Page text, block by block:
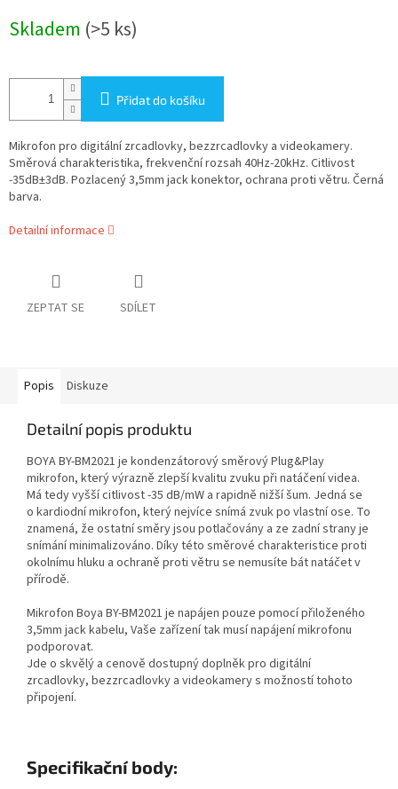
cena:
Skladem (>5 ks)
Přidat do košíku
Mikrofon pro digitální zrcadlovky, bezzrcadlovky a videokamery.
Směrová charakteristika, frekvenční rozsah 40Hz-20kHz. Citlivost
-35dB±3dB. Pozlacený 3,5mm jack konektor, ochrana proti větru. Černá
barva.
Detailní informace
ZEPTAT SE SDÍLET
Popis Diskuze
Detailní popis produktu
BOYA BY-BM2021 je kondenzátorový směrový Plug&Play
mikrofon, který výrazně zlepší kvalitu zvuku při natáčení videa.
Má tedy vyšší citlivost -35 dB/mW a rapidně nižší šum. Jedná se
o kardiodní mikrofon, který nejvíce snímá zvuk po vlastní ose. To
znamená, že ostatní směry jsou potlačovány a ze zadní strany je
snímání minimalizováno. Díky této směrové charakteristice proti
okolnímu hluku a ochraně proti větru se nemusíte bát natáčet v
přírodě.
Mikrofon Boya BY-BM2021 je napájen pouze pomocí přiloženého
3,5mm jack kabelu, Vaše zařízení tak musí napájení mikrofonu
podporovat.
Jde o skvělý a cenově dostupný doplněk pro digitální
zrcadlovky, bezzrcadlovky a videokamery s možností tohoto
připojení.
Specifikační body: